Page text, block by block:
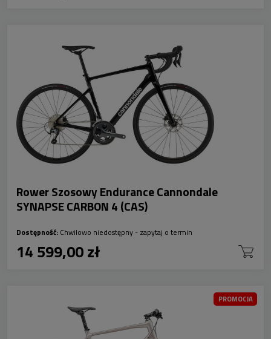
Rower Szosowy Endurance Cannondale
SYNAPSE CARBON 4 (CAS)
Dostępność: Chwilowo niedostępny - zapytaj o termin
14 599,00 zł
PROMOCJA